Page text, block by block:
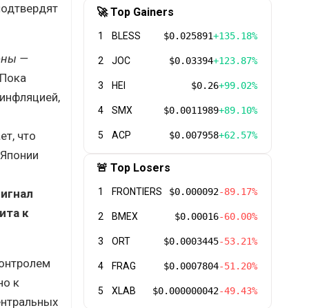
—
Пока
что
к
к
🚀 Top Gainers
1 BLESS $0.025891+135.18%
2 JOC $0.03394+123.87%
3 HEI $0.26+99.02%
4 SMX $0.0011989+89.10%
5 ACP $0.007958+62.57%
🚨 Top Losers
1 FRONTIERS $0.000092-89.17%
2 BMEX $0.00016-60.00%
3 ORT $0.0003445-53.21%
4 FRAG $0.0007804-51.20%
5 XLAB $0.000000042-49.43%